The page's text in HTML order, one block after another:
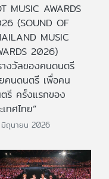
MUSIC AWARDS
(SOUND OF
MUSIC
2026)
างวัลของคนดนตรี
คนดนตรี เพื่อคน
รี ครั้งแรกของ
เทศไทย”
ถุนายน 2026